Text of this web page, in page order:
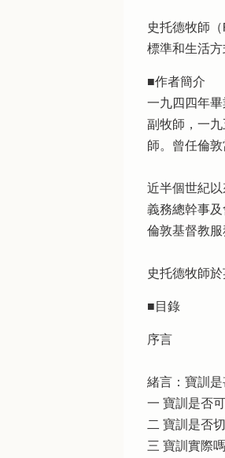
史托德牧師
標準和生活
■作者簡介
一九四四年
副牧師，一
師。曾任倫敦
近半個世紀
義務總幹事
倫敦基督教服
史托德牧師
■目錄
序言
緒言：寶訓是
一 寶訓是否
二 寶訓是否
三 寶訓實際